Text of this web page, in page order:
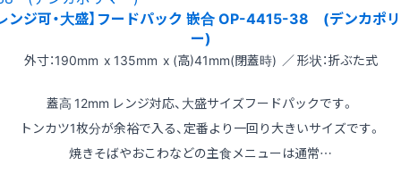
ンジ可・大盛】フードパック 嵌合 OP-4415-38 (デンカポ
ー)
外寸：190mm x 135mm x (高)41mm(閉蓋時) ／ 形状：折ぶた式
蓋高 12mm レンジ対応、大盛サイズフードパックです。
トンカツ1枚分が余裕で入る、定番より一回り大きいサイズです。
焼きそばやおこわなどの主食メニューは通常…